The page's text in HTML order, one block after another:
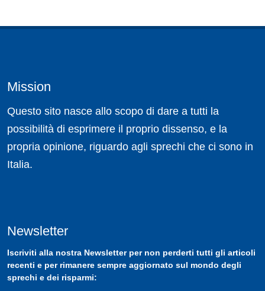
Mission
Questo sito nasce allo scopo di dare a tutti la
possibilità di esprimere il proprio dissenso, e la
propria opinione, riguardo agli sprechi che ci sono in
Italia.
Newsletter
Iscriviti alla nostra Newsletterper non perderti tutti gli articoli
recenti e per rimanere sempre aggiornato sul mondo degli
sprechi e dei risparmi: